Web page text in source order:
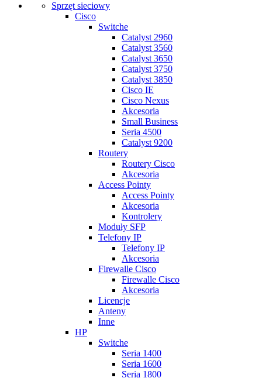
Sprzęt sieciowy
Cisco
Switche
Catalyst 2960
Catalyst 3560
Catalyst 3650
Catalyst 3750
Catalyst 3850
Cisco IE
Cisco Nexus
Akcesoria
Small Business
Seria 4500
Catalyst 9200
Routery
Routery Cisco
Akcesoria
Access Pointy
Access Pointy
Akcesoria
Kontrolery
Moduły SFP
Telefony IP
Telefony IP
Akcesoria
Firewalle Cisco
Firewalle Cisco
Akcesoria
Licencje
Anteny
Inne
HP
Switche
Seria 1400
Seria 1600
Seria 1800